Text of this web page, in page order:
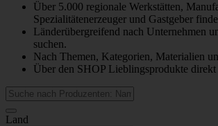
Über 5.000 regionale Werkstätten,
Spezialitätenerzeuger und Gastgeber
Länderübergreifend nach Unternehmen
suchen.
Nach Themen, Kategorien, Materialien
Über den SHOP Lieblingsprodukte direkt
Land